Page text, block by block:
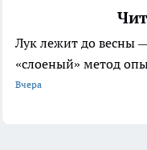
Лук лежит до весны
«слоеный» метод
Вчера